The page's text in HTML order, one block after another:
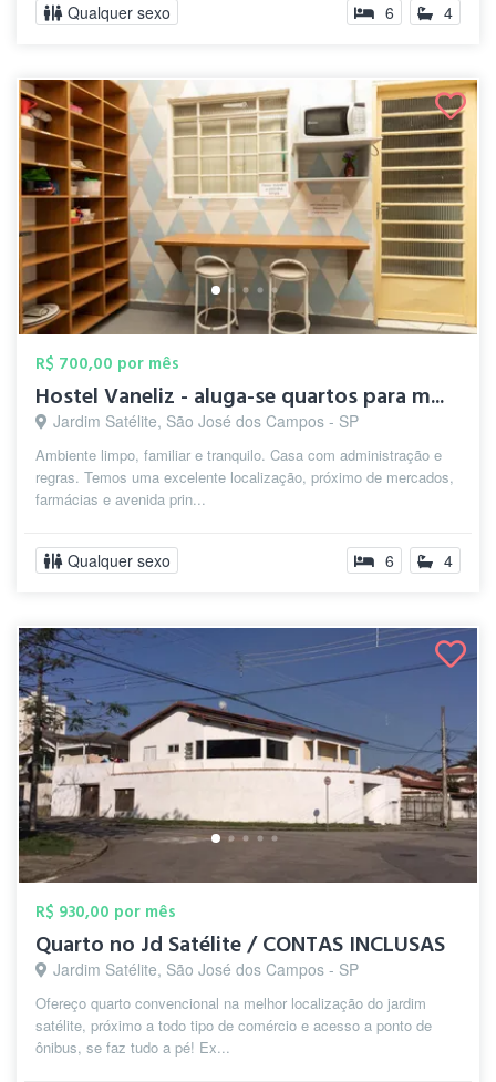
Qualquer sexo 6 4
R$ 700,00 por mês
Hostel Vaneliz - aluga-se quartos para m...
Jardim Satélite, São José dos Campos - SP
Ambiente limpo, familiar e tranquilo. Casa com administração e
regras. Temos uma excelente localização, próximo de mercados,
farmácias e avenida prin...
Qualquer sexo 6 4
R$ 930,00 por mês
Quarto no Jd Satélite / CONTAS INCLUSAS
Jardim Satélite, São José dos Campos - SP
Ofereço quarto convencional na melhor localização do jardim
satélite, próximo a todo tipo de comércio e acesso a ponto de
ônibus, se faz tudo a pé! Ex...